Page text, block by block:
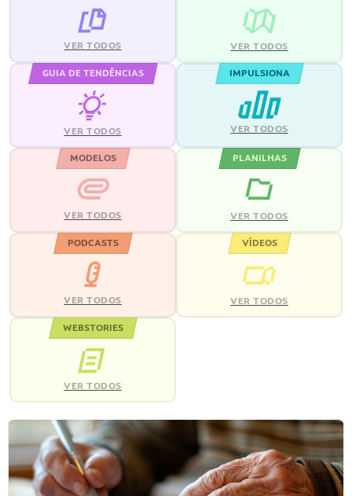
VER TODOS VER TODOS
GUIA DE TENDÊNCIAS
VER TODOS
IMPULSIONA
VER TODOS
MODELOS
VER TODOS
PLANILHAS
VER TODOS
PODCASTS
VER TODOS
VÍDEOS
VER TODOS
WEBSTORIES
VER TODOS